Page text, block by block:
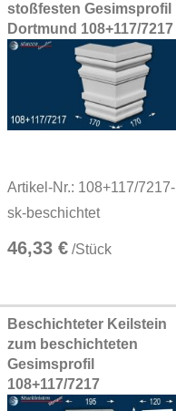
stoßfesten Gesimsprofil
Dortmund 108+117/7217
Artikel-Nr.: 108+117/7217-
sk-beschichtet
46,33 € /Stück
Beschichteter Keilstein
zum beschichteten
Gesimsprofil
108+117/7217